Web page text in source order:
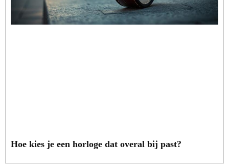
Hoe kies je een horloge dat overal bij past?